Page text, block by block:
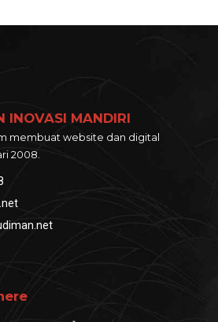
INOVASI MANDIRI
membuat website dan digital
2008.